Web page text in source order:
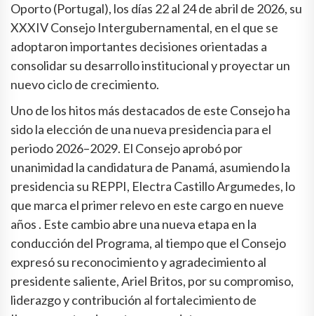
Oporto (Portugal), los días 22 al 24 de abril de 2026, su
XXXIV Consejo Intergubernamental, en el que se
adoptaron importantes decisiones orientadas a
consolidar su desarrollo institucional y proyectar un
nuevo ciclo de crecimiento.
Uno de los hitos más destacados de este Consejo ha
sido la elección de una nueva presidencia para el
periodo 2026–2029. El Consejo aprobó por
unanimidad la candidatura de Panamá, asumiendo la
presidencia su REPPI, Electra Castillo Argumedes, lo
que marca el primer relevo en este cargo en nueve
años . Este cambio abre una nueva etapa en la
conducción del Programa, al tiempo que el Consejo
expresó su reconocimiento y agradecimiento al
presidente saliente, Ariel Britos, por su compromiso,
liderazgo y contribución al fortalecimiento de